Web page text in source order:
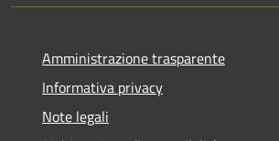
Amministrazione trasparente
Informativa privacy
Note legali